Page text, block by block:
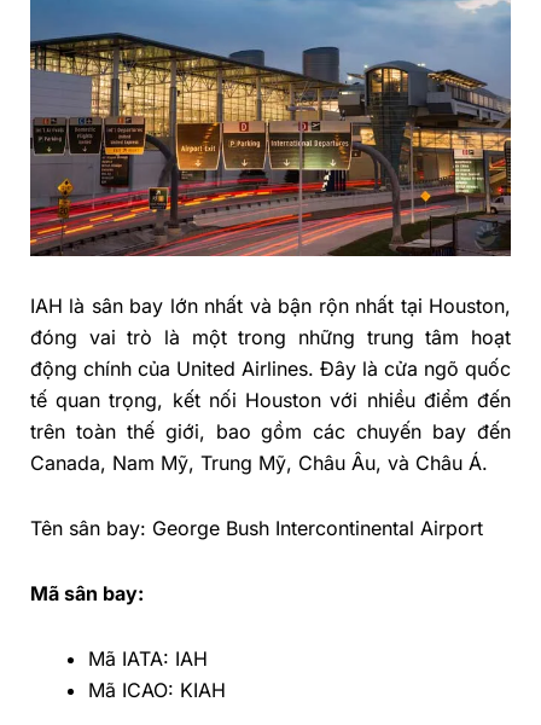
IAH là sân bay lớn nhất và bận rộn nhất tại Houston,
đóng vai trò là một trong những trung tâm hoạt
động chính của United Airlines. Đây là cửa ngõ quốc
tế quan trọng, kết nối Houston với nhiều điểm đến
trên toàn thế giới, bao gồm các chuyến bay đến
Canada, Nam Mỹ, Trung Mỹ, Châu Âu, và Châu Á.
Tên sân bay: George Bush Intercontinental Airport
Mã sân bay:
Mã IATA: IAH
Mã ICAO: KIAH